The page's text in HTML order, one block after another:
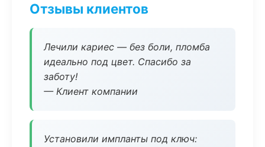
Отзывы клиентов
Лечили кариес — без боли, пломба
идеально под цвет. Спасибо за
заботу!
— Клиент компании
Установили импланты под ключ: